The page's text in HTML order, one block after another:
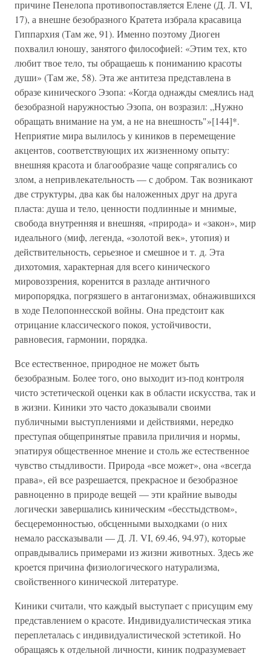
причине Пенелопа противопоставляется Елене (Д. Л. VI,
17), а внешне безобразного Кратета избрала красавица
Гиппархия (Там же, 91). Именно поэтому Диоген
похвалил юношу, занятого философией: «Этим тех, кто
любит твое тело, ты обращаешь к пониманию красоты
души» (Там же, 58). Эта же антитеза представлена в
образе кинического Эзопа: «Когда однажды смеялись над
безобразной наружностью Эзопа, он возразил: „Нужно
обращать внимание на ум, а не на внешность"»[144]*.
Неприятие мира вылилось у киников в перемещение
акцентов, соответствующих их жизненному опыту:
внешняя красота и благообразие чаще сопрягались со
злом, а непривлекательность — с добром. Так возникают
две структуры, два как бы наложенных друг на друга
пласта: душа и тело, ценности подлинные и мнимые,
свобода внутренняя и внешняя, «природа» и «закон», мир
идеального (миф, легенда, «золотой век», утопия) и
действительность, серьезное и смешное и т. д. Эта
дихотомия, характерная для всего кинического
мировоззрения, коренится в разладе античного
миропорядка, погрязшего в антагонизмах, обнажившихся
в ходе Пелопоннесской войны. Она предстоит как
отрицание классического покоя, устойчивости,
равновесия, гармонии, порядка.
Все естественное, природное не может быть
безобразным. Более того, оно выходит из-под контроля
чисто эстетической оценки как в области искусства, так и
в жизни. Киники это часто доказывали своими
публичными выступлениями и действиями, нередко
преступая общепринятые правила приличия и нормы,
эпатируя общественное мнение и столь же естественное
чувство стыдливости. Природа «все может», она «всегда
права», ей все разрешается, прекрасное и безобразное
равноценно в природе вещей — эти крайние выводы
логически завершались киническим «бесстыдством»,
бесцеремонностью, обсценными выходками (о них
немало рассказывали — Д. Л. VI, 69.46, 94.97), которые
оправдывались примерами из жизни животных. Здесь же
кроется причина физиологического натурализма,
свойственного кинической литературе.
Киники считали, что каждый выступает с присущим ему
представлением о красоте. Индивидуалистическая этика
переплеталась с индивидуалистической эстетикой. Но
обращаясь к отдельной личности, киник подразумевает